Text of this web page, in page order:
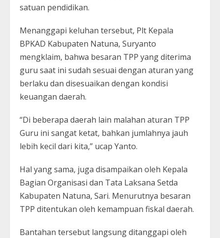
satuan pendidikan.
Menanggapi keluhan tersebut, Plt Kepala
BPKAD Kabupaten Natuna, Suryanto
mengklaim, bahwa besaran TPP yang diterima
guru saat ini sudah sesuai dengan aturan yang
berlaku dan disesuaikan dengan kondisi
keuangan daerah.
“Di beberapa daerah lain malahan aturan TPP
Guru ini sangat ketat, bahkan jumlahnya jauh
lebih kecil dari kita,” ucap Yanto.
Hal yang sama, juga disampaikan oleh Kepala
Bagian Organisasi dan Tata Laksana Setda
Kabupaten Natuna, Sari. Menurutnya besaran
TPP ditentukan oleh kemampuan fiskal daerah.
Bantahan tersebut langsung ditanggapi oleh